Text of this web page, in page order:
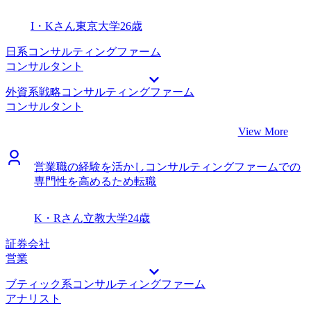
なりました。 転職前は年収600万円、転職後は年収800万円
になりました。 まだ入社前ですが、勉強すればするほどサ
イバーセキュリティの領域は奥深くやりがいもありそうだと
感じています。この領域の専門家になり、将来的には自分の
チームを率いるような経験もしたいと考えています。
だけたのが、大変心強く、有り難く感じました。 正直なと
務内容への理解が浅かったのですが、選考対策の一環で仕事
内容について調べるうちに「絶対にコンサルになりたい」と
非常に強い興味を抱くことができました。新卒の時にコンサ
ルを受けなかったことを少々後悔しています。 現職が忙し
く、面接日程を先延ばしにしているうちに第二新卒の面接枠
採用されて枠が埋まっていくという当たり前のことを認識で
きておらず、もっと早めに進めておくべきだったと思いま
す。 転職前は年収450万円、転職後は年収600万円になりま
した。 自分もコンサルティングファームに就職でき、先に
ただまだスタートラインに立っただけなので、今までの遅れ
を取り戻すために全力で学んでいきたいと思います。
I・Kさん東京大学26歳
日系コンサルティングファーム
コンサルタント
外資系戦略コンサルティングファーム
コンサルタント
View More
営業職の経験を活かしコンサルティングファームでの
専門性を高めるため転職
K・Rさん立教大学24歳
証券会社
営業
ブティック系コンサルティングファーム
アナリスト